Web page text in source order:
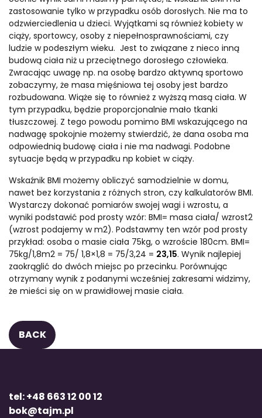
zastosowanie tylko w przypadku osób dorosłych. Nie ma to
odzwierciedlenia u dzieci. Wyjątkami są również kobiety w
ciąży, sportowcy, osoby z niepełnosprawnościami, czy
ludzie w podeszłym wieku. Jest to związane z nieco inną
budową ciała niż u przeciętnego dorosłego człowieka.
Zwracając uwagę np. na osobę bardzo aktywną sportowo
zobaczymy, że masa mięśniowa tej osoby jest bardzo
rozbudowana. Wiąże się to również z wyższą masą ciała. W
tym przypadku, będzie proporcjonalnie mało tkanki
tłuszczowej. Z tego powodu pomimo BMI wskazującego na
nadwagę spokojnie możemy stwierdzić, że dana osoba ma
odpowiednią budowę ciała i nie ma nadwagi. Podobne
sytuacje będą w przypadku np kobiet w ciąży.
Wskaźnik BMI możemy obliczyć samodzielnie w domu,
nawet bez korzystania z różnych stron, czy kalkulatorów BMI.
Wystarczy dokonać pomiarów swojej wagi i wzrostu, a
wyniki podstawić pod prosty wzór: BMI= masa ciała/ wzrost2
(wzrost podajemy w m2). Podstawmy ten wzór pod prosty
przykład: osoba o masie ciała 75kg, o wzroście 180cm. BMI=
75kg/1,8m2 = 75/ 1,8×1,8 = 75/3,24 = 23,15. Wynik najlepiej
zaokrąglić do dwóch miejsc po przecinku. Porównując
otrzymany wynik z podanymi wcześniej zakresami widzimy,
że mieści się on w prawidłowej masie ciała.
BACK
tel: +48 663 12 00 12
bok@tajm.pl